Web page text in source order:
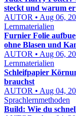
steckt und warum
AUTOR • Aug 06,
Lernmaterialien
Furnier Folie
ohne Blasen und
AUTOR • Aug 06,
Lernmaterialien
Schleifpapier
brauchst
AUTOR • Aug 04,
Sprachlernmethoden
Build: Wie du